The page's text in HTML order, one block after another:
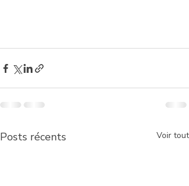
Posts récents Voir tout